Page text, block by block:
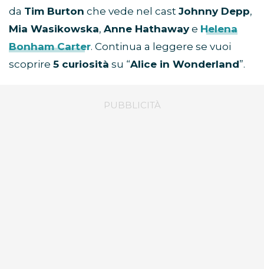
da Tim Burton che vede nel cast Johnny Depp,
Mia Wasikowska, Anne Hathawaye Helena
Bonham Carter. Continua a leggere se vuoi
scoprire 5 curiosità su “Alice in Wonderland”.